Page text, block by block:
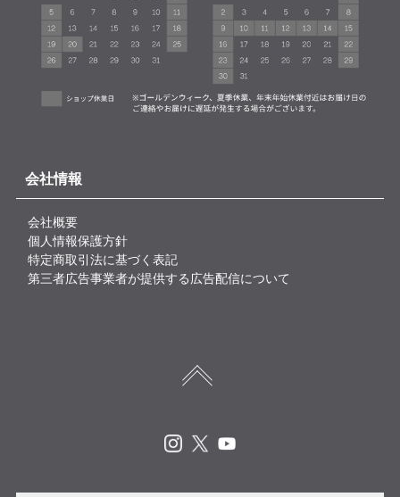
会社情報
会社概要
個人情報保護方針
特定商取引法に基づく表記
第三者広告事業者が提供する広告配信について